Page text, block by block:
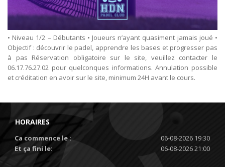
• Niveau 1/2 – Débutants • Joueurs n’ayant quasiment jamais joué •
Objectif : découvrir le padel, apprendre les bases et progresser pas
à pas Réservation obligatoire sur le site, veuillez contacter le
06.17.76.27.02 pour quelconques informations. Annulation possible
et créditation en avoir sur le site, minimum 24H avant le cours.
HORAIRES
Ca commence le :
06-08-2026 19:30
Et ça fini le:
06-08-2026 21:00